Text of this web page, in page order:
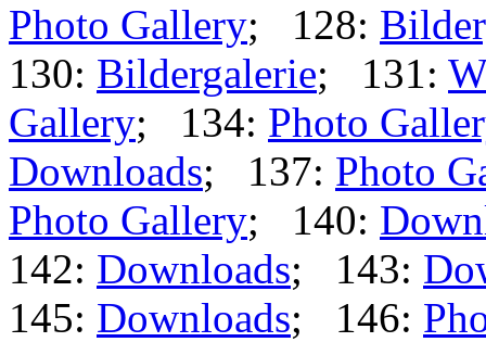
Photo Gallery; 128:
130: Bildergalerie; 131:
Gallery; 134: Photo
Downloads; 137: Photo
Photo Gallery; 140:
142: Downloads; 143:
145: Downloads; 146: